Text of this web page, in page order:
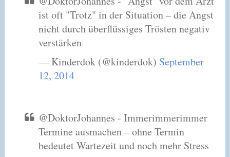
ist oft "Trotz" in der Situation – die Angst
nicht durch überflüssiges Trösten negativ
verstärken
— Kinderdok (@kinderdok) September
12, 2014
@DoktorJohannes - Immerimmerimmer
Termine ausmachen – ohne Termin
bedeutet Wartezeit und noch mehr Stress